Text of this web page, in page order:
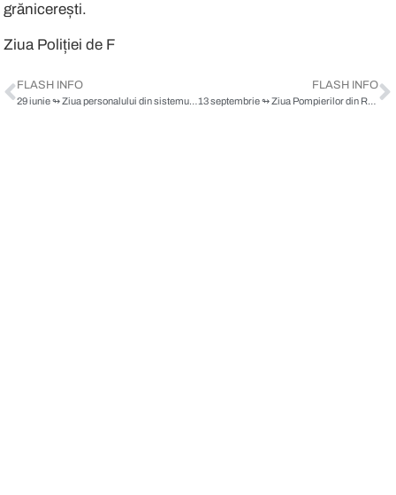
grănicerești.
Ziua Poliției de Frontier
FLASH INFO
29 iunie ↬ Ziua personalului din sistemul Poliţiei Penitenciare
FLASH INFO
13 septembrie ↬ Ziua Pompierilor din România